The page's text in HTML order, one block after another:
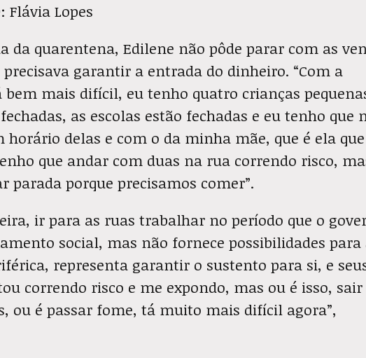
Flávia Lopes
da quarentena, Edilene não pôde parar com as
garantir a entrada do dinheiro. “Com a
mais difícil, eu tenho quatro crianças
as escolas estão fechadas e eu tenho que
horário delas e com o da minha mãe, que é ela
que andar com duas na rua correndo risco,
parada porque precisamos comer”.
ir para as ruas trabalhar no período que o
social, mas não fornece possibilidades para
representa garantir o sustento para si, e
correndo risco e me expondo, mas ou é isso, sair
ou é passar fome, tá muito mais difícil agora”,